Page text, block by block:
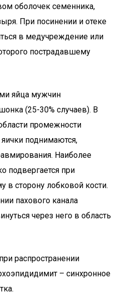
оболочек семенника,
При посинении и отеке
в медучреждение или
пострадавшему
яйца мужчин
(25-30% случаев). В
промежности
поднимаются,
Наиболее
подвергается при
в сторону лобковой кости.
пахового канала
через него в область
распространении
– синхронное